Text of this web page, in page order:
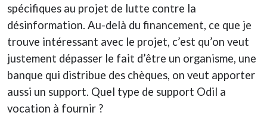
spécifiques au projet de lutte contre la
désinformation. Au-delà du financement, ce que je
trouve intéressant avec le projet, c’est qu’on veut
justement dépasser le fait d’être un organisme, une
banque qui distribue des chèques, on veut apporter
aussi un support. Quel type de support Odil a
vocation à fournir ?